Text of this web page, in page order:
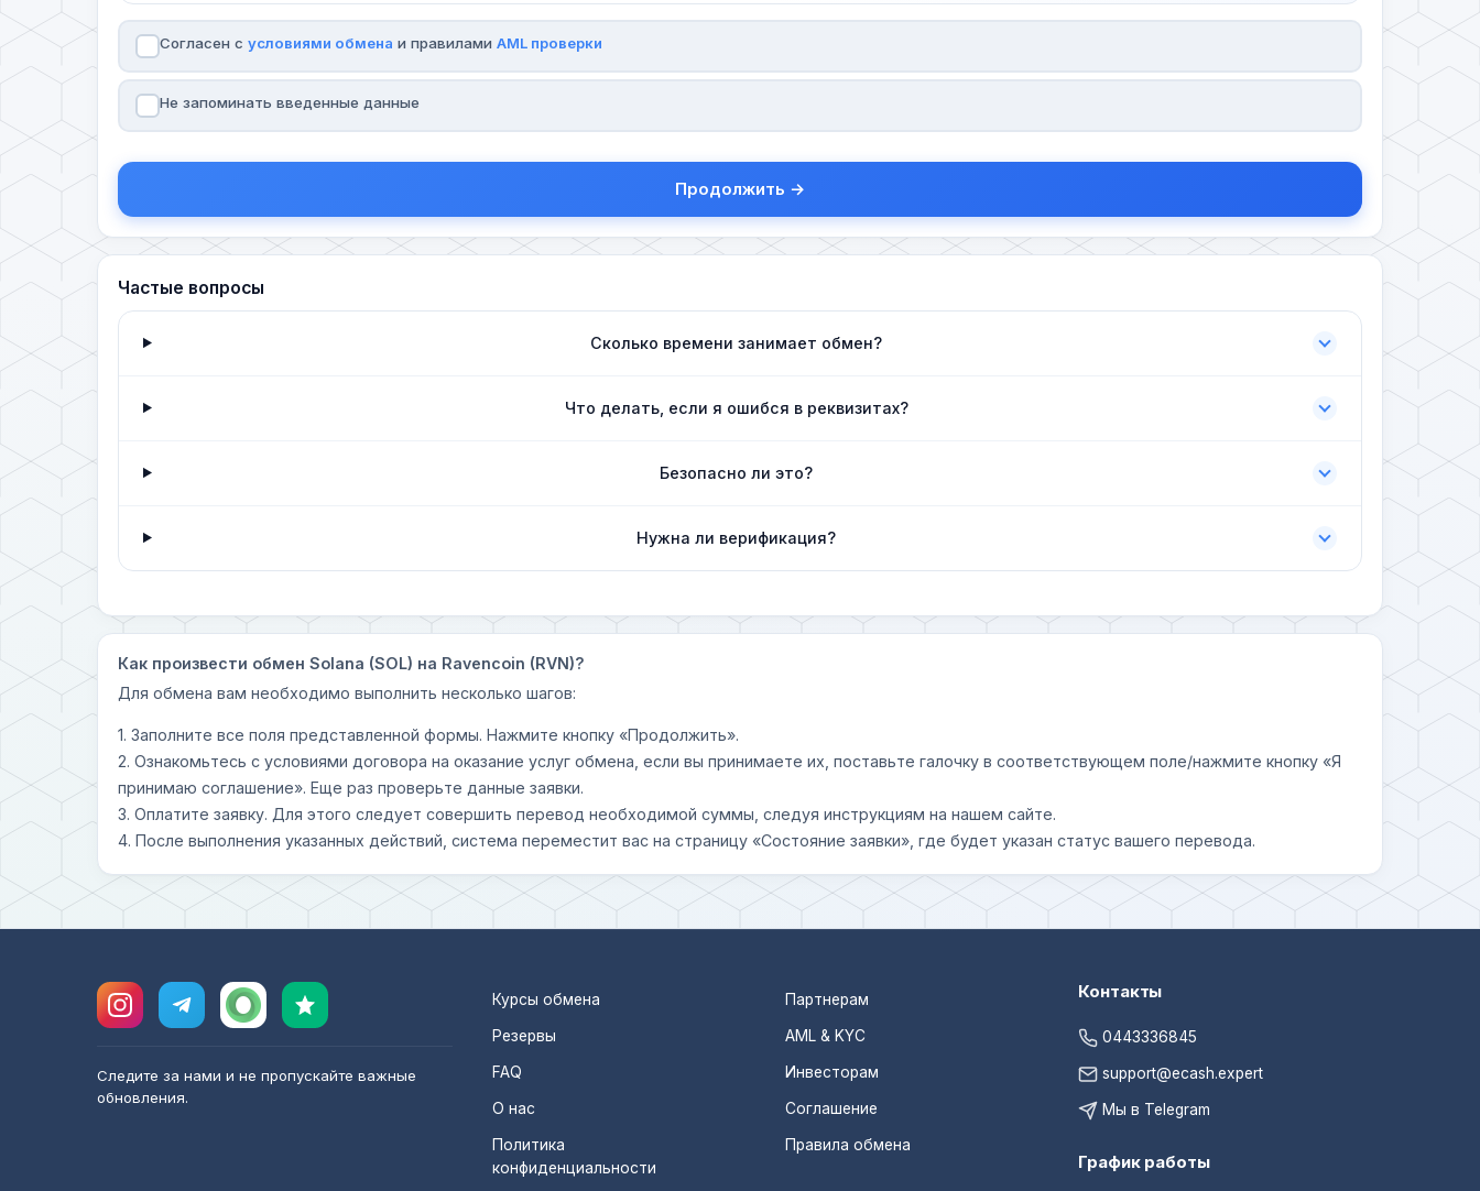
Согласен с условиями обмена и правилами AML проверки
Не запоминать введенные данные
Продолжить →
Частые вопросы
Сколько времени занимает обмен?
Что делать, если я ошибся в реквизитах?
Безопасно ли это?
Нужна ли верификация?
Как произвести обмен Solana (SOL) на Ravencoin (RVN)?
Для обмена вам необходимо выполнить несколько шагов:
1. Заполните все поля представленной формы. Нажмите кнопку «Продолжить».
2. Ознакомьтесь с условиями договора на оказание услуг обмена, если вы принимаете их, поставьте галочку в соответствующем поле/нажмите кнопку «Я
принимаю соглашение». Еще раз проверьте данные заявки.
3. Оплатите заявку. Для этого следует совершить перевод необходимой суммы, следуя инструкциям на нашем сайте.
4. После выполнения указанных действий, система переместит вас на страницу «Состояние заявки», где будет указан статус вашего перевода.
Следите за нами и не пропускайте важные
обновления.
Курсы обмена
Резервы
FAQ
О нас
Политика
конфиденциальности
Партнерам
AML & KYC
Инвесторам
Соглашение
Правила обмена
Контакты
0443336845
support@ecash.expert
Мы в Telegram
График работы